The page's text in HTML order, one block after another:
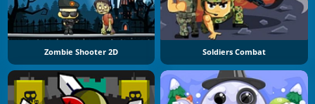
Zombie Shooter 2D Soldiers Combat